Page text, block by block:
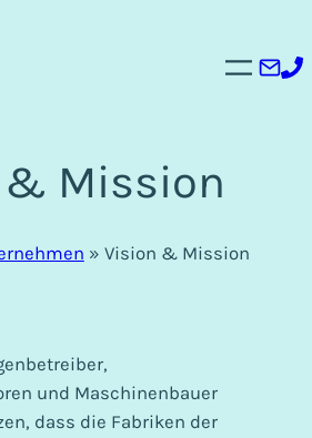
Mission
» Vision & Mission
und Maschinenbauer
dass die Fabriken der